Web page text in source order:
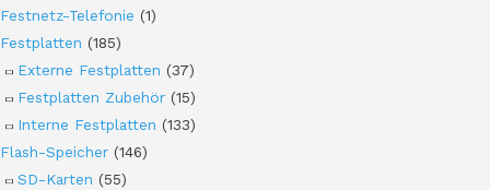
Festnetz-Telefonie (1)
Festplatten (185)
Externe Festplatten (37)
Festplatten Zubehör (15)
Interne Festplatten (133)
Flash-Speicher (146)
SD-Karten (55)